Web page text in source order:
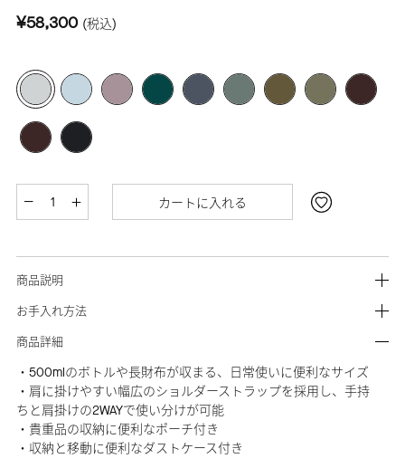
¥58,300 (税込)
カートに入れる
商品説明
お手入れ方法
商品詳細
・500mlのボトルや長財布が収まる、日常使いに便利なサイズ
・肩に掛けやすい幅広のショルダーストラップを採用し、手持
ちと肩掛けの2WAYで使い分けが可能
・貴重品の収納に便利なポーチ付き
・収納と移動に便利なダストケース付き